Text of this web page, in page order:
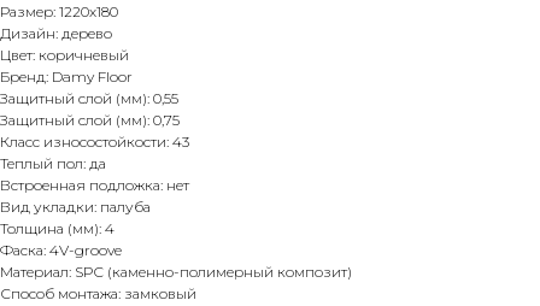
Размер: 1220х180
Дизайн: дерево
Цвет: коричневый
Бренд: Damy Floor
Защитный слой (мм): 0,55
Защитный слой (мм): 0,75
Класс износостойкости: 43
Теплый пол: да
Встроенная подложка: нет
Вид укладки: палуба
Толщина (мм): 4
Фаска: 4V-groove
Материал: SPC (каменно-полимерный композит)
Способ монтажа: замковый